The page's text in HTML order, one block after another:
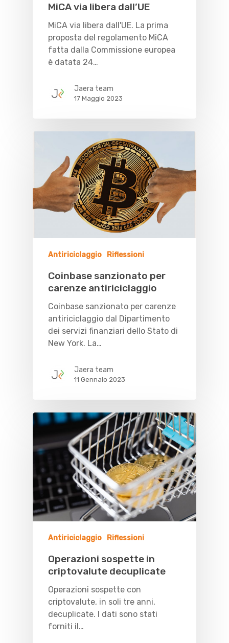
MiCA via libera dall’UE
MiCA via libera dall'UE. La prima
proposta del regolamento MiCA
fatta dalla Commissione europea
è datata 24…
Jaera team
17 Maggio 2023
Antiriciclaggio Riflessioni
Coinbase sanzionato per
carenze antiriciclaggio
Coinbase sanzionato per carenze
antiriciclaggio dal Dipartimento
dei servizi finanziari dello Stato di
New York. La…
Jaera team
11 Gennaio 2023
Antiriciclaggio Riflessioni
Operazioni sospette in
criptovalute decuplicate
Operazioni sospette con
criptovalute, in soli tre anni,
decuplicate. I dati sono stati
forniti il…